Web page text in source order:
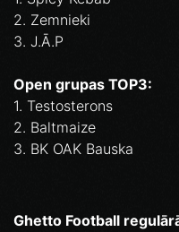
2. Zemnieki
3. J.Ā.P
Open grupas TOP3:
1. Testosterons
2. Baltmaize
3. BK OAK Bauska
Ghetto Football